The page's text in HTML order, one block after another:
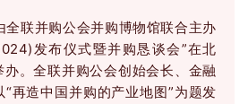
联并购公会并购博物馆联合主办
发布仪式暨并购恳谈会”在北
。全联并购公会创始会长、金融
再造中国并购的产业地图”为题发